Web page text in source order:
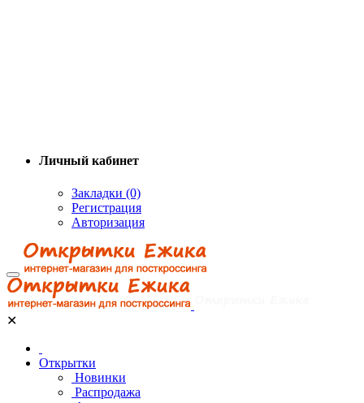
Личный кабинет
Закладки (0)
Регистрация
Авторизация
✕
Открытки
Новинки
Распродажа